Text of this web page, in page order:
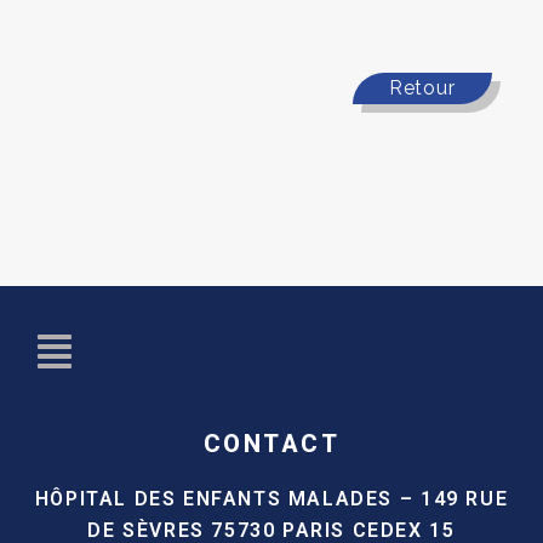
Retour
CONTACT
HÔPITAL DES ENFANTS MALADES – 149 RUE
DE SÈVRES 75730 PARIS CEDEX 15